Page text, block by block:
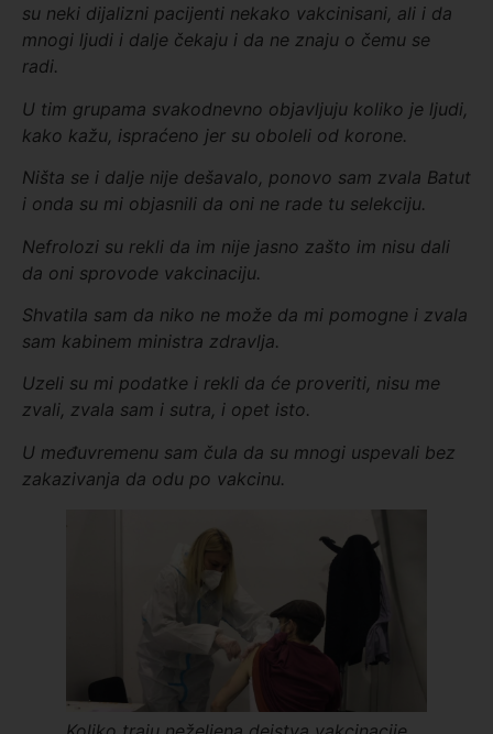
su neki dijalizni pacijenti nekako vakcinisani, ali i da
mnogi ljudi i dalje čekaju i da ne znaju o čemu se
radi.
U tim grupama svakodnevno objavljuju koliko je ljudi,
kako kažu, ispraćeno jer su oboleli od korone.
Ništa se i dalje nije dešavalo, ponovo sam zvala Batut
i onda su mi objasnili da oni ne rade tu selekciju.
Nefrolozi su rekli da im nije jasno zašto im nisu dali
da oni sprovode vakcinaciju.
Shvatila sam da niko ne može da mi pomogne i zvala
sam kabinem ministra zdravlja.
Uzeli su mi podatke i rekli da će proveriti, nisu me
zvali, zvala sam i sutra, i opet isto.
U međuvremenu sam čula da su mnogi uspevali bez
zakazivanja da odu po vakcinu.